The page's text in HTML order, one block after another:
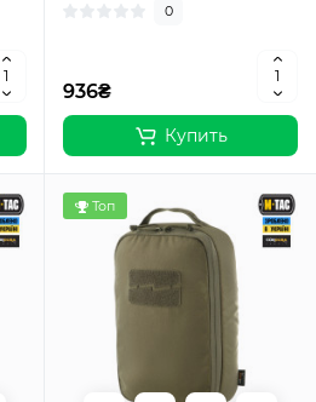
0
936₴
Купить
Топ